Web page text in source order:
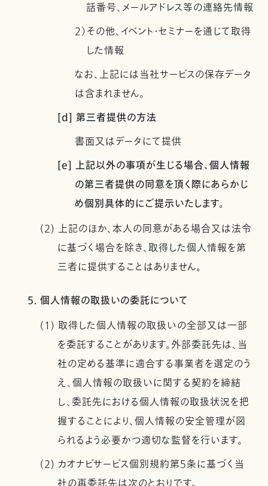
話番号、メールアドレス等の連絡先情報
2）その他、イベント・セミナーを通じて取得
した情報
なお、上記には当社サービスの保存データ
は含まれません。
[d] 第三者提供の方法
書面又はデータにて提供
[e] 上記以外の事項が生じる場合、個人情報
の第三者提供の同意を頂く際にあらかじ
め個別具体的にご提示いたします。
(2) 上記のほか、本人の同意がある場合又は法令
に基づく場合を除き、取得した個人情報を第
三者に提供することはありません。
5. 個人情報の取扱いの委託について
(1) 取得した個人情報の取扱いの全部又は一部
を委託することがあります。外部委託先は、当
社の定める基準に適合する事業者を選定のう
え、個人情報の取扱いに関する契約を締結
し、委託先における個人情報の取扱状況を把
握することにより、個人情報の安全管理が図
られるよう必要かつ適切な監督を行います。
(2) カオナビサービス個別規約第5条に基づく当